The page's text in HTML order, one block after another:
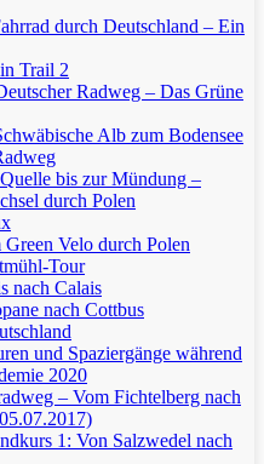
durch Deutschland – Ein
Trail 2
Radweg – Das Grüne
Alb zum Bodensee
bis zur Mündung –
durch Polen
Velo durch Polen
Tour
nach Calais
nach Cottbus
und Spaziergänge während
2020
– Vom Fichtelberg nach
1: Von Salzwedel nach